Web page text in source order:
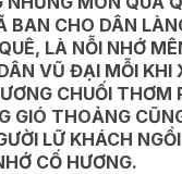
BAN CHO DÂN
LÀ NỖI NHỚ
VŨ ĐẠI MỖI KHI
CHUỐI THƠM
GIÓ THOẢNG
LỮ KHÁCH
CỐ HƯƠNG.